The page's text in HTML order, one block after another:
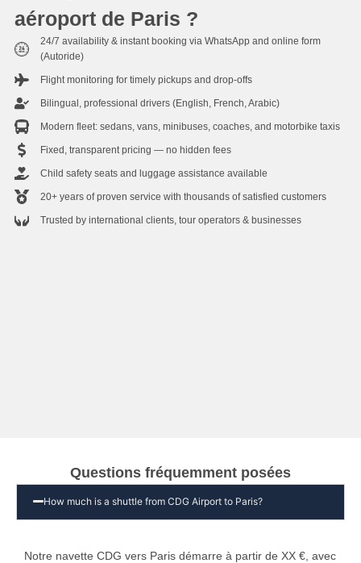
aéroport de Paris ?
24/7 availability & instant booking via WhatsApp and online form
(Autoride)
Flight monitoring for timely pickups and drop-offs
Bilingual, professional drivers (English, French, Arabic)
Modern fleet: sedans, vans, minibuses, coaches, and motorbike taxis
Fixed, transparent pricing — no hidden fees
Child safety seats and luggage assistance available
20+ years of proven service with thousands of satisfied customers
Trusted by international clients, tour operators & businesses
Questions fréquemment posées
How much is a shuttle from CDG Airport to Paris?
Notre navette CDG vers Paris démarre à partir de XX €, avec